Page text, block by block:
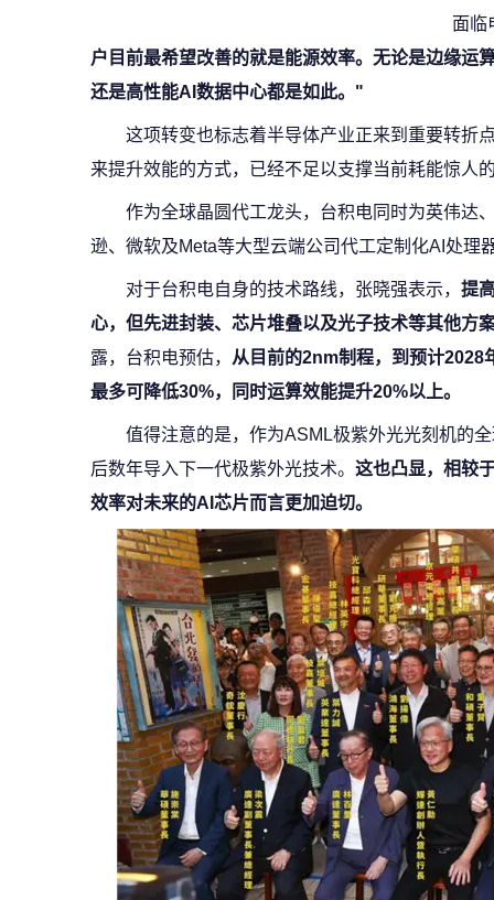
面临
户目前最希望改善的就是能源效率。无论是边缘运
还是高性能AI数据中心都是如此。"
这项转变也标志着半导体产业正来到重要转折
来提升效能的方式，已经不足以支撑当前耗能惊人
作为全球晶圆代工龙头，台积电同时为英伟达
逊、微软及Meta等大型云端公司代工定制化AI处理
对于台积电自身的技术路线，张晓强表示， 提
心，但先进封装、芯片堆叠以及光子技术等其他方
露，台积电预估， 从目前的2nm制程，到预计2028
最多可降低30%，同时运算效能提升20%以上。
值得注意的是，作为ASML极紫外光光刻机的
后数年导入下一代极紫外光技术。 这也凸显，相较
效率对未来的AI芯片而言更加迫切。